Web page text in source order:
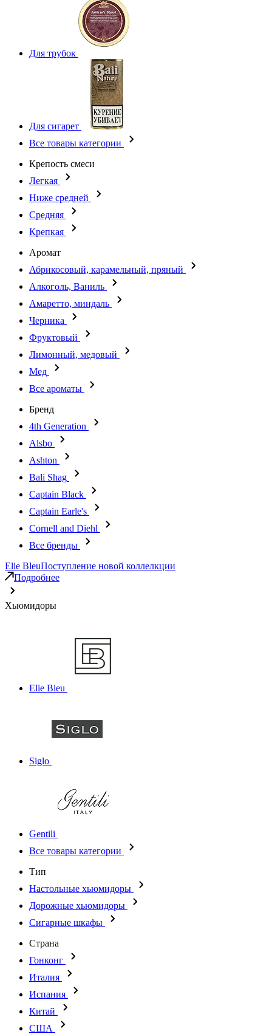
Для трубок
Для сигарет
Все товары категории
Крепость смеси
Легкая
Ниже средней
Средняя
Крепкая
Аромат
Абрикосовый, карамельный, пряный
Алкоголь, Ваниль
Амаретто, миндаль
Черника
Фруктовый
Лимонный, медовый
Мед
Все ароматы
Бренд
4th Generation
Alsbo
Ashton
Bali Shag
Captain Black
Captain Earle's
Cornell and Diehl
Все бренды
Elie BleuПоступление новой коллелкции
Подробнее
Хьюмидоры
Elie Bleu
Siglo
Gentili
Все товары категории
Тип
Настольные хьюмидоры
Дорожные хьюмидоры
Сигарные шкафы
Страна
Гонконг
Италия
Испания
Китай
США